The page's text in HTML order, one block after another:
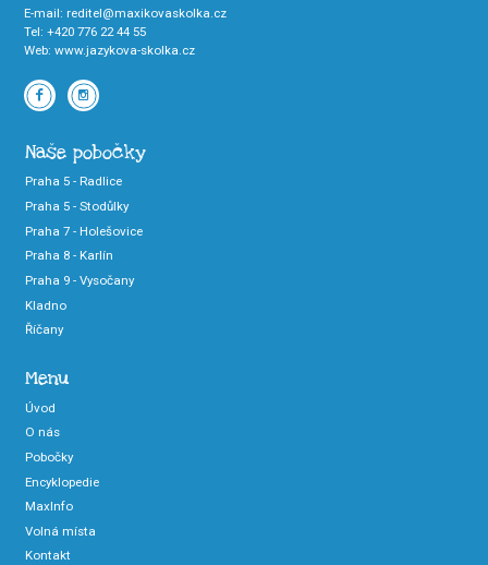
E-mail: reditel@maxikovaskolka.cz
Tel: +420 776 22 44 55
Web: www.jazykova-skolka.cz
Naše pobočky
Praha 5 - Radlice
Praha 5 - Stodůlky
Praha 7 - Holešovice
Praha 8 - Karlín
Praha 9 - Vysočany
Kladno
Říčany
Menu
Úvod
O nás
Pobočky
Encyklopedie
MaxInfo
Volná místa
Kontakt